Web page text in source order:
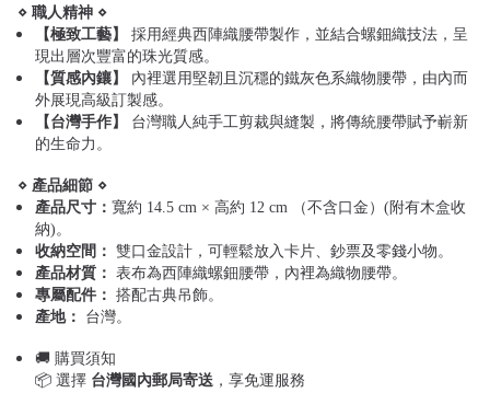
⋄ 職人精神 ⋄
【極致工藝】
採用經典西陣織腰帶製作，並結合螺鈿織技法，呈
現出層次豐富的珠光質感。
【質感內鑲】
內裡選用堅韌且沉穩的鐵灰色系織物腰帶，由內而
外展現高級訂製感。
【台灣手作】
台灣職人純手工剪裁與縫製，將傳統腰帶賦予嶄新
的生命力。
⋄ 產品細節 ⋄
產品尺寸：寬約 14.5 cm × 高約 12 cm （不含口金）(附有木盒收
納)。
收納空間： 雙口金設計，可輕鬆放入卡片、鈔票及零錢小物。
產品材質： 表布為西陣織螺鈿腰帶，內裡為織物腰帶。
專屬配件： 搭配古典吊飾。
產地：
台灣。
🚚 購買須知
📦 選擇 台灣國內郵局寄送 ，享免運服務